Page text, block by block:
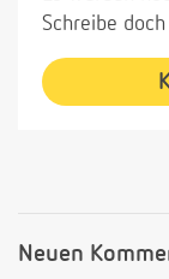
Schreibe
Neuen